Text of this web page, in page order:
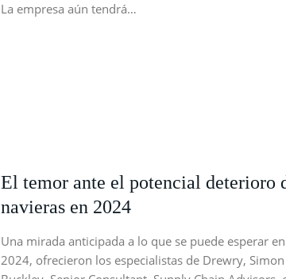
La empresa aún tendrá…
El temor ante el potencial deterioro
navieras en 2024
Una mirada anticipada a lo que se puede esperar
2024, ofrecieron los especialistas de Drewry,